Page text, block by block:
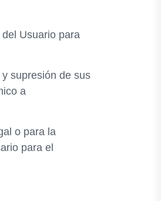
Usuario para
supresión de sus
a
o para la
para el